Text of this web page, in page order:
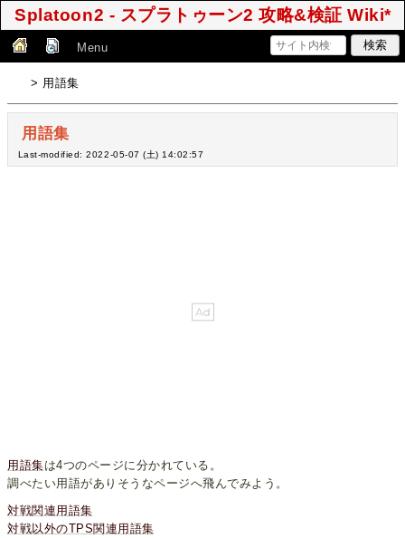
Splatoon2 - スプラトゥーン2 攻略&検証 Wiki*
Menu
> 用語集
用語集
Last-modified: 2022-05-07 (土) 14:02:57
用語集は4つのページに分かれている。
調べたい用語がありそうなページへ飛んでみよう。
対戦関連用語集
対戦以外のTPS関連用語集